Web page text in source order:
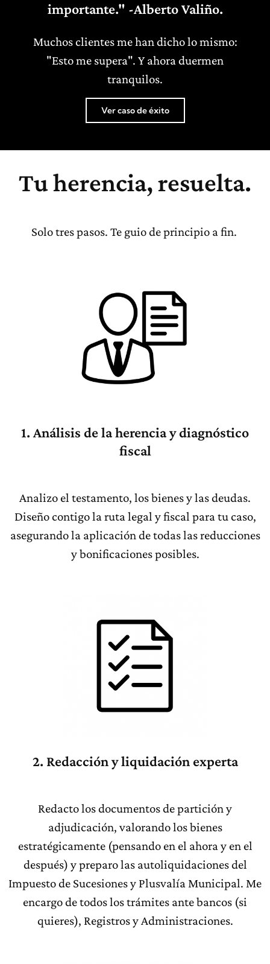
importante." -Alberto Valiño.
Muchos clientes me han dicho lo mismo:
"Esto me supera". Y ahora duermen
tranquilos.
Ver caso de éxito
Tu herencia, resuelta.
Solo tres pasos. Te guio de principio a fin.
1. Análisis de la herencia y diagnóstico
fiscal
Analizo el testamento, los bienes y las deudas.
Diseño contigo la ruta legal y fiscal para tu caso,
asegurando la aplicación de todas las reducciones
y bonificaciones posibles.
2. Redacción y liquidación experta
Redacto los documentos de partición y
adjudicación, valorando los bienes
estratégicamente (pensando en el ahora y en el
después) y preparo las autoliquidaciones del
Impuesto de Sucesiones y Plusvalía Municipal. Me
encargo de todos los trámites ante bancos (si
quieres), Registros y Administraciones.